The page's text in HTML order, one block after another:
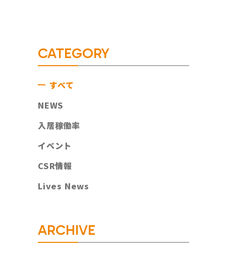
CATEGORY
すべて
NEWS
入居稼働率
イベント
CSR情報
Lives News
ARCHIVE